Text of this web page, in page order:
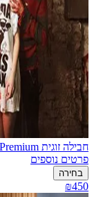
חבילה זוגית Escape Room Premium
פרטים נוספים
בחירה
₪450